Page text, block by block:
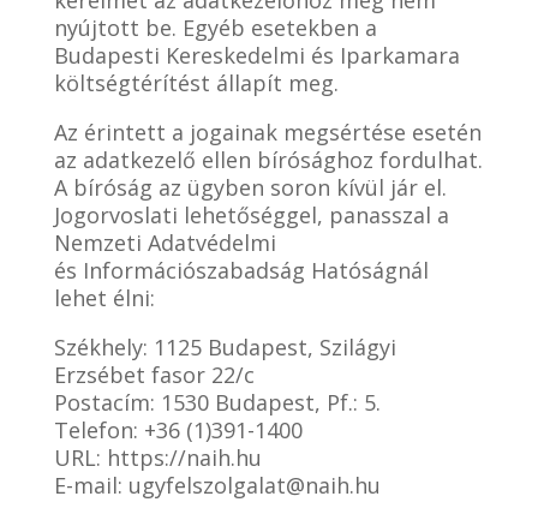
nyújtott be. Egyéb esetekben a
Budapesti Kereskedelmi és Iparkamara
költségtérítést állapít meg.
Az érintett a jogainak megsértése esetén
az adatkezelő ellen bírósághoz fordulhat.
A bíróság az ügyben soron kívül jár el.
Jogorvoslati lehetőséggel, panasszal a
Nemzeti Adatvédelmi
és Információszabadság Hatóságnál
lehet élni:
Székhely: 1125 Budapest, Szilágyi
Erzsébet fasor 22/c
Postacím: 1530 Budapest, Pf.: 5.
Telefon: +36 (1)391-1400
URL: https://naih.hu
E-mail: ugyfelszolgalat@naih.hu